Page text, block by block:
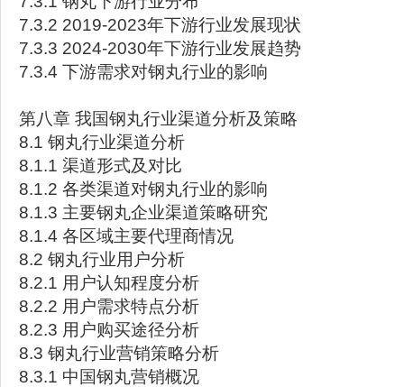
7.3.2 2019-2023年下游行业发展现状
7.3.3 2024-2030年下游行业发展趋势
7.3.4 下游需求对钢丸行业的影响
第八章 我国钢丸行业渠道分析及策略
8.1 钢丸行业渠道分析
8.1.1 渠道形式及对比
8.1.2 各类渠道对钢丸行业的影响
8.1.3 主要钢丸企业渠道策略研究
8.1.4 各区域主要代理商情况
8.2 钢丸行业用户分析
8.2.1 用户认知程度分析
8.2.2 用户需求特点分析
8.2.3 用户购买途径分析
8.3 钢丸行业营销策略分析
8.3.1 中国钢丸营销概况